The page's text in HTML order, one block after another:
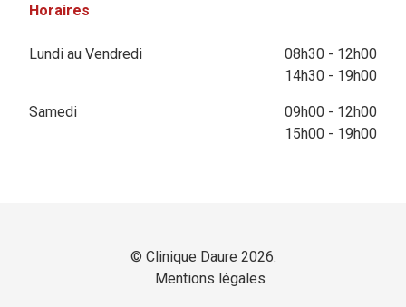
Horaires
Lundi au Vendredi
08h30 - 12h00
14h30 - 19h00
Samedi
09h00 - 12h00
15h00 - 19h00
© Clinique Daure 2026.
Mentions légales